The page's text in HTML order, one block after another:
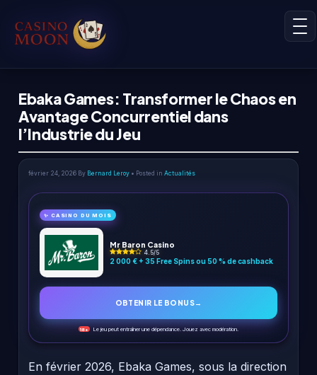
Ebaka Games: Transformer le Chaos en
Avantage Concurrentiel dans
l’Industrie du Jeu
février 24, 2026 By Bernard Leroy • Posted in Actualités
✨ CASINO DU MOIS
Mr Baron Casino
4.5/5
2 000 € + 35 Free Spins ou 50 % de cashback
OBTENIR LE BONUS→
18+ Le jeu peut entraîner une dépendance. Jouez avec modération.
En février 2026, Ebaka Games, sous la direction